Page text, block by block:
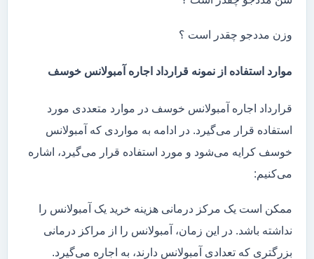
وزن مددجو چقدر است ؟
موارد استفاده از نمونه قرارداد اجاره آمبولانس خوسف
قرارداد اجاره آمبولانس خوسف در موارد متعددی مورد
استفاده قرار می‌گیرد. در ادامه به مواردی که آمبولانس
خوسف کرایه می‌شود و مورد استفاده قرار می‌گیرد، اشاره
می‌کنیم:
ممکن است یک مرکز درمانی هزینه خرید یک آمبولانس را
نداشته باشد. در این زمان، آمبولانس را از مراکز درمانی
بزرگتری که تعدادی آمبولانس دارند، به اجاره می‌گیرد.